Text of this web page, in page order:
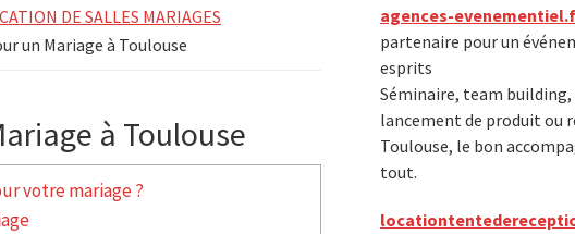
DE SALLES MARIAGES
un Mariage à Toulouse
à Toulouse
votre mariage ?
Primary
Sidebar
agences-
partenaire pour un
esprits
Séminaire, team building,
lancement de produit ou
Toulouse, le bon
tout.